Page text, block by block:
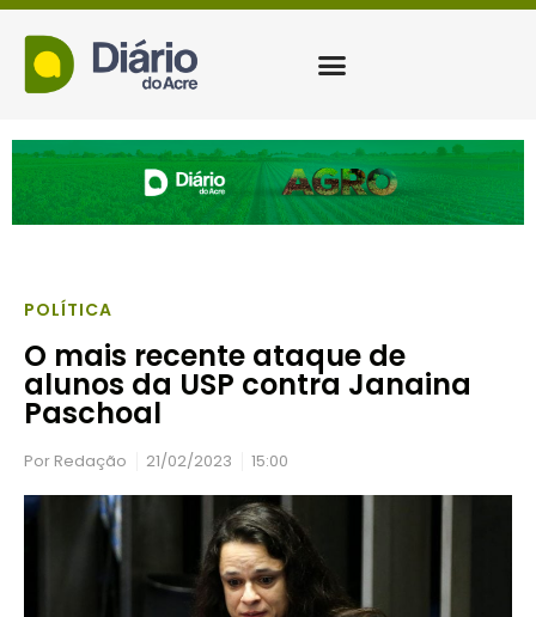
POLÍTICA
O mais recente ataque de
alunos da USP contra Janaina
Paschoal
Por Redação 21/02/2023 15:00